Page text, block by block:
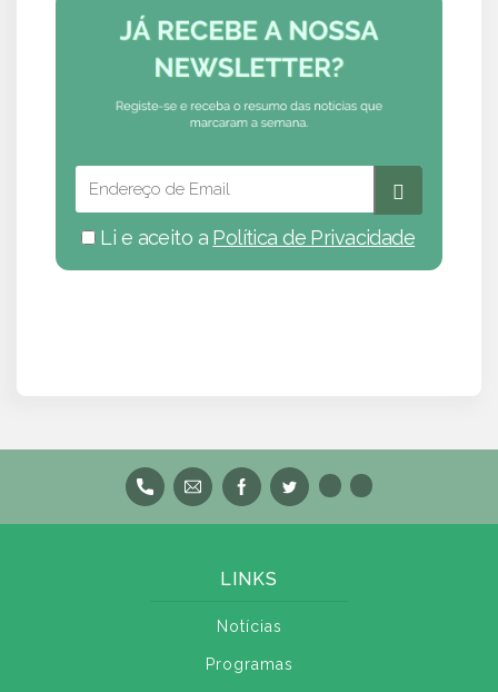
Li e aceito a Política de Privacidade
LINKS
Notícias
Programas